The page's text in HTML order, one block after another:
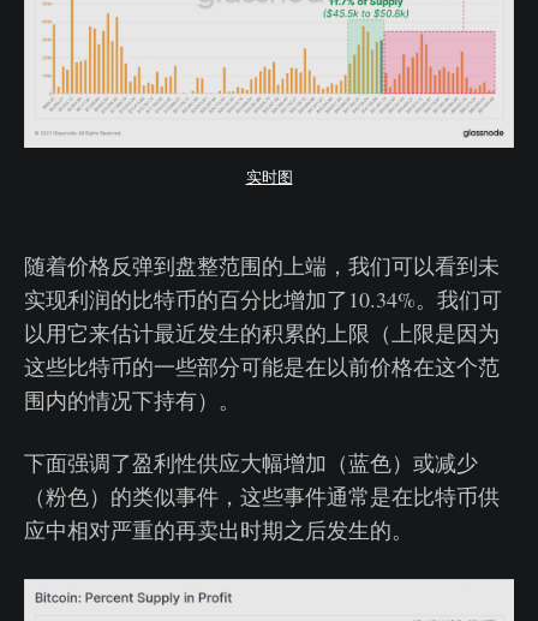
实时图
随着价格反弹到盘整范围的上端，我们可以看到未
实现利润的比特币的百分比增加了10.34%。我们可
以用它来估计最近发生的积累的上限（上限是因为
这些比特币的一些部分可能是在以前价格在这个范
围内的情况下持有）。
下面强调了盈利性供应大幅增加（蓝色）或减少
（粉色）的类似事件，这些事件通常是在比特币供
应中相对严重的再卖出时期之后发生的。